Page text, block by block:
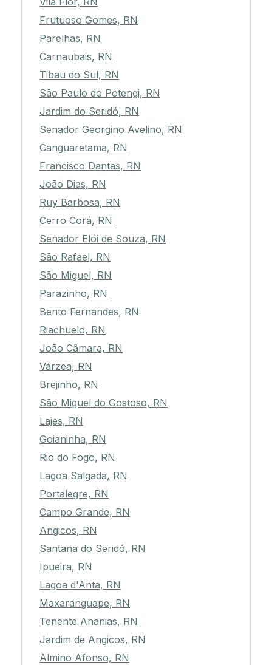
Frutuoso Gomes, RN
Parelhas, RN
Carnaubais, RN
Tibau do Sul, RN
São Paulo do Potengi, RN
Jardim do Seridó, RN
Senador Georgino Avelino, RN
Canguaretama, RN
Francisco Dantas, RN
João Dias, RN
Ruy Barbosa, RN
Cerro Corá, RN
Senador Elói de Souza, RN
São Rafael, RN
São Miguel, RN
Parazinho, RN
Bento Fernandes, RN
Riachuelo, RN
João Câmara, RN
Várzea, RN
Brejinho, RN
São Miguel do Gostoso, RN
Lajes, RN
Goianinha, RN
Rio do Fogo, RN
Lagoa Salgada, RN
Portalegre, RN
Campo Grande, RN
Angicos, RN
Santana do Seridó, RN
Ipueira, RN
Lagoa d'Anta, RN
Maxaranguape, RN
Tenente Ananias, RN
Jardim de Angicos, RN
Almino Afonso, RN